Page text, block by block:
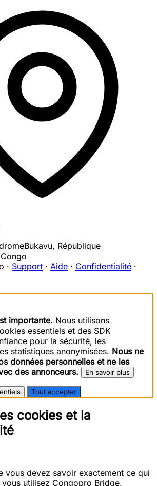
Bukavu, République
· Support · Aide · Confidentialité ·
importante. Nous utilisons
essentiels et des SDK
pour la sécurité, les
statistiques anonymisées. Nous ne
données personnelles et ne les
des annonceurs.
En savoir plus
Tout accepter
cookies et la
vous devez savoir exactement ce qui
utilisez Congopro Bridge.